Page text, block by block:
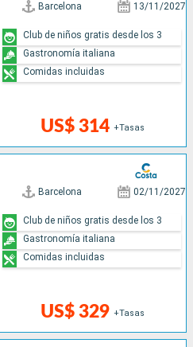
Barcelona 13/11/2027
US$ 314 +Tasas
Club de niños gratis desde los 3
Gastronomía italiana
Comidas incluidas
Barcelona 02/11/2027
US$ 329 +Tasas
Club de niños gratis desde los 3
Gastronomía italiana
Comidas incluidas